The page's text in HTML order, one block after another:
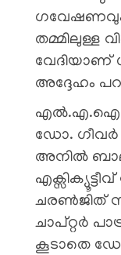
ഗവേഷണവും
തമ്മിലുള്ള
വേദിയാണ്
അദ്ദേഹം
എല്‍.എ.ഐ
ഡോ. ഗീവര്‍
അനിൽ
ചരൺജിത്
ചാപ്റ്റർ
കൂടാതെ